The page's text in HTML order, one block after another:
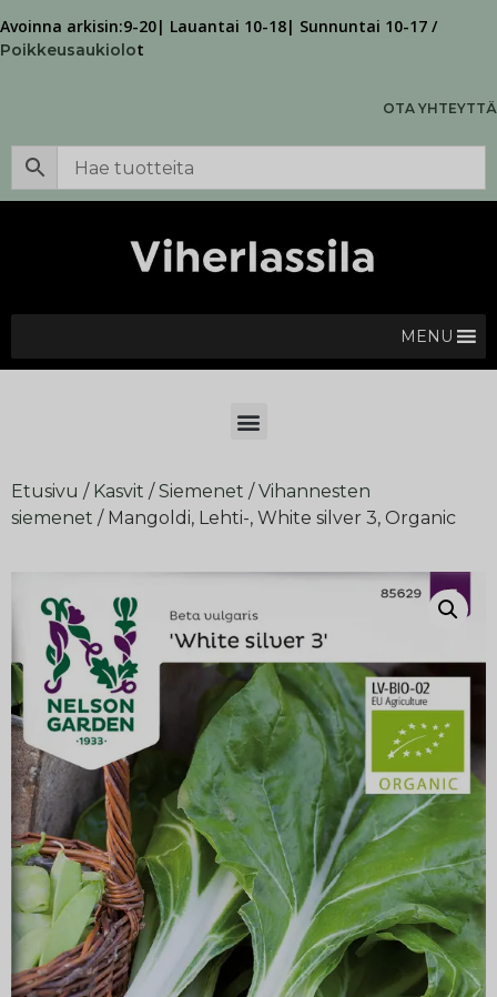
Avoinna arkisin:9-20| Lauantai 10-18| Sunnuntai 10-17 /
Poikkeusaukiolot
OTA YHTEYTTÄ
MENU
Etusivu / Kasvit /Siemenet /Vihannesten
siemenet / Mangoldi, Lehti-, White silver 3, Organic